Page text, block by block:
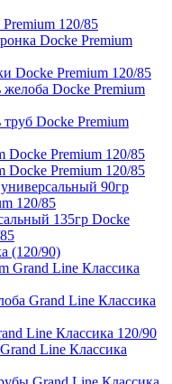
120/85
Docke Premium
Docke Premium 120/85
Docke Premium
Docke Premium
Docke Premium 120/85
Docke Premium 120/85
90гр
120/85
135гр Docke
(120/90)
Grand Line Классика
Grand Line Классика
Line Классика 120/90
Line Классика